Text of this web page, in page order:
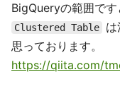
BigQueryの範囲で
Clustered Table
思っております。
https://qiita.com/